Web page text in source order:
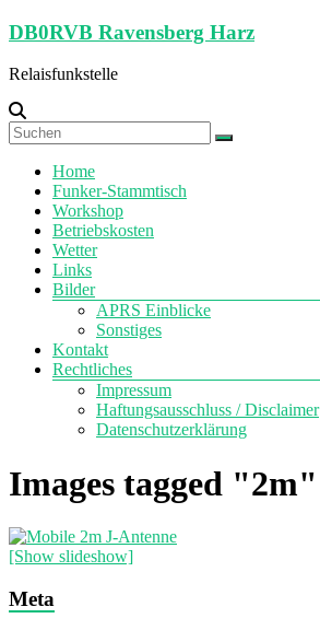
Zum
springen
DB0RVB Ravensberg Harz
Relaisfunkstelle
Menü
Home
Funker-Stammtisch
Workshop
Betriebskosten
Wetter
Links
Bilder
APRS Einblicke
Sonstiges
Kontakt
Rechtliches
Impressum
Haftungsausschluss / Disclaimer
Datenschutzerklärung
Images tagged "2m"
[Show slideshow]
Meta